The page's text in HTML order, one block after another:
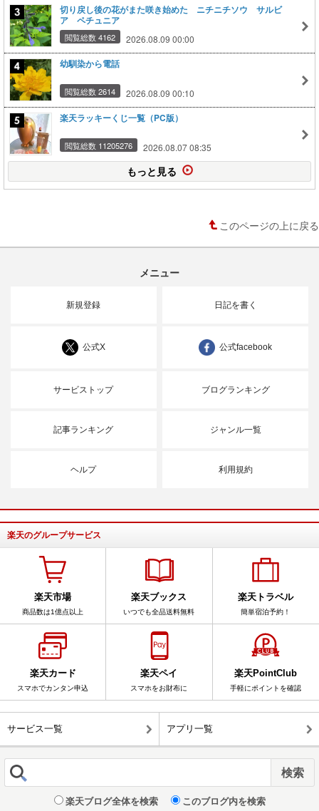
切り戻し後の花がまた咲き始めた ニチニチソウ サルビ
ア ペチュニア
閲覧総数 4162 2026.08.09 00:00
幼馴染から電話
閲覧総数 2614 2026.08.09 00:10
楽天ラッキーくじ一覧（PC版）
閲覧総数 11205276 2026.08.07 08:35
もっと見る
このページの上に戻る
メニュー
新規登録 日記を書く
公式X 公式facebook
サービストップ ブログランキング
記事ランキング ジャンル一覧
ヘルプ 利用規約
楽天のグループサービス
楽天市場
商品数は1億点以上
楽天ブックス
いつでも全品送料無料
楽天トラベル
簡単宿泊予約！
楽天カード
スマホでカンタン申込
楽天ペイ
スマホをお財布に
楽天PointClub
手軽にポイントを確認
サービス一覧 アプリ一覧
楽天ブログ全体を検索 このブログ内を検索